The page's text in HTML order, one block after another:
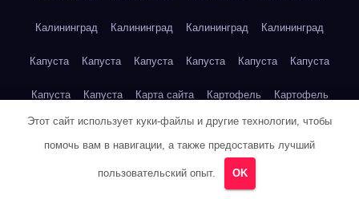
Калининград Калининград Калининград Калининград
Капуста Капуста Капуста Капуста Капуста Капуста
Капуста Капуста Карта сайта Картофель Картофель
Картофель Картофель Картофель Картофель
Кейптаун
Этот сайт использует куки-файлы и другие технологии, чтобы
помочь вам в навигации, а также предоставить лучший
пользовательский опыт. OK